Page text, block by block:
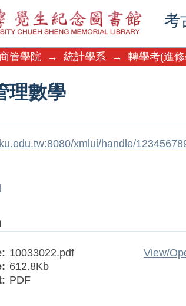
考
理數學
管學院 → 統計學系 → 轉學考(進
理數學
xmlui/handle/
10033022.pdf
612.8Kb
PDF
View/